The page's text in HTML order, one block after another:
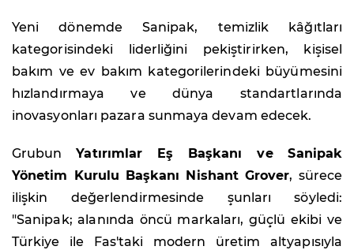
Yeni dönemde Sanipak, temizlik kâğıtları
kategorisindeki liderliğini pekiştirirken, kişisel
bakım ve ev bakım kategorilerindeki büyümesini
hızlandırmaya ve dünya standartlarında
inovasyonları pazara sunmaya devam edecek.
GrubunYatırımlar Eş Başkanı ve Sanipak
Yönetim Kurulu Başkanı Nishant Grover, sürece
ilişkin değerlendirmesinde şunları söyledi:
"Sanipak; alanında öncü markaları, güçlü ekibi ve
Türkiye ile Fas'taki modern üretim altyapısıyla